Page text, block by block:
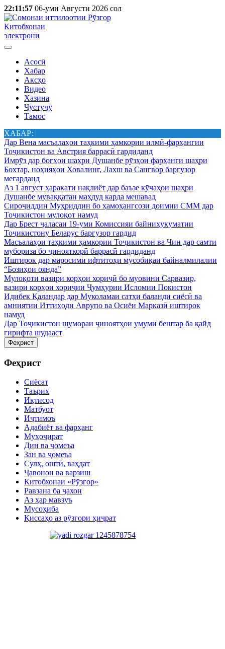
22:11:57 06-уми Августи 2026 сол
Китобхонаи
электронӣ
Асосӣ
Хабар
Аксҳо
Видео
Хазина
Ҷӯстуҷӯ
Тамос
ХАБАР:
Дар Вена масъалаҳои таҳкими ҳамкории илмӣ-фарҳангии
Тоҷикистон ва Австрия баррасӣ гардиданд
Имрӯз дар боғҳои шаҳри Душанбе рӯзҳои фарҳанги шаҳри
Бохтар, ноҳияҳои Ховалинг, Лахш ва Сангвор баргузор
мегарданд
Аз 1 август ҳаракати нақлиёт дар баъзе кӯчаҳои шаҳри
Душанбе муваққатан маҳдуд карда мешавад
Сироҷиддин Муҳриддин бо ҳамоҳангсози доимии СММ дар
Тоҷикистон мулоқот намуд
Дар Брест ҷаласаи 19-уми Комиссияи байниҳукуматии
Тоҷикистону Беларус баргузор гардид
Масъалаҳои таҳкими ҳамкории Тоҷикистон ва Чин дар самти
мубориза бо ҷинояткорӣ баррасӣ гардиданд
Иштирок дар маросими ифтитоҳи мусобиқаи байналмилалии
“Бозиҳои оянда”
Мулоқоти вазири корҳои хориҷӣ бо муовини Сарвазир,
вазири корҳои хориҷии Ҷумҳурии Исломии Покистон
Идибек Қаландар дар Муколамаи сатҳи баланди сиёсӣ ва
амниятии Иттиҳоди Аврупо ва Осиёи Марказӣ иштирок
намуд
Дар Тоҷикистон шумораи ҷиноятҳои умумӣ бештар ба қайд
гирифта шудааст
Феҳрист
Феҳрист
Сиёсат
Таърих
Иқтисод
Матбуот
Иҷтимоъ
Адабиёт ва фарҳанг
Муҳоҷират
Дин ва ҷомеъа
Зан ва ҷомеъа
Сулҳ, оштӣ, ваҳдат
Ҷавонон ва варзиш
Китобхонаи «Рӯзгор»
Равзана ба ҷахон
Аз ҳар мавзуъ
Мусоҳиба
Қиссаҳо аз рӯзгори ҳиҷрат